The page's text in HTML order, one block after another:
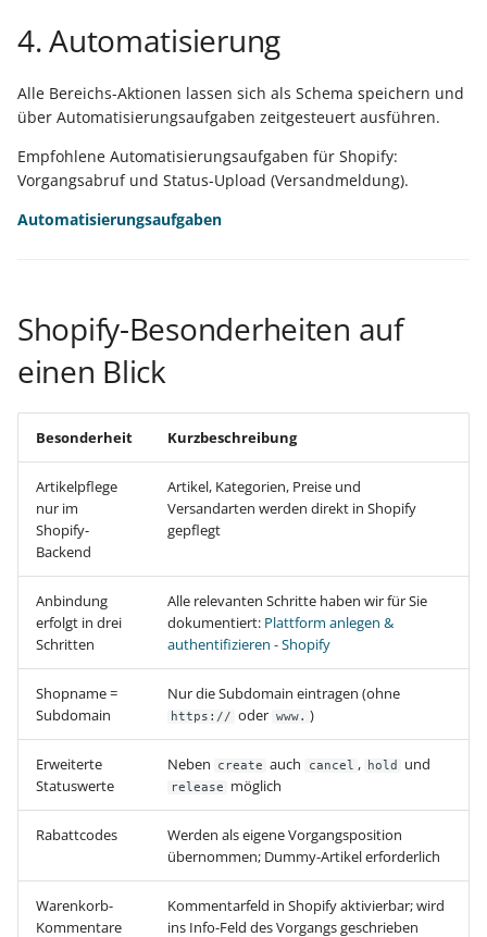
4. Automatisierung
Alle Bereichs-Aktionen lassen sich als Schema speichern und
über Automatisierungsaufgaben zeitgesteuert ausführen.
Empfohlene Automatisierungsaufgaben für Shopify:
Vorgangsabruf und Status-Upload (Versandmeldung).
Automatisierungsaufgaben
Shopify-Besonderheiten auf
einen Blick
Besonderheit Kurzbeschreibung
Artikelpflege
nur im
Shopify-
Backend
Artikel, Kategorien, Preise und
Versandarten werden direkt in Shopify
gepflegt
Anbindung
erfolgt in drei
Schritten
Alle relevanten Schritte haben wir für Sie
dokumentiert: Plattform anlegen &
authentifizieren - Shopify
Shopname =
Subdomain
Nur die Subdomain eintragen (ohne
https:// oder www. )
Erweiterte
Statuswerte
Neben create auch cancel , hold und
release möglich
Rabattcodes
Werden als eigene Vorgangsposition
übernommen; Dummy-Artikel erforderlich
Warenkorb-
Kommentare
Kommentarfeld in Shopify aktivierbar; wird
ins Info-Feld des Vorgangs geschrieben